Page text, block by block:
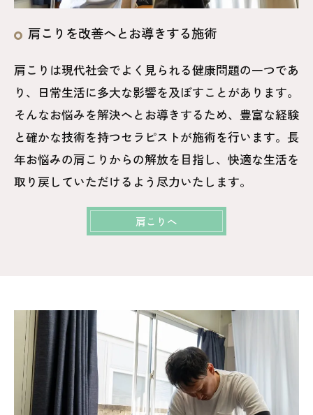
肩こりを改善へとお導きする施術
肩こりは現代社会でよく見られる健康問題の一つであ
り、日常生活に多大な影響を及ぼすことがあります。
そんなお悩みを解決へとお導きするため、豊富な経験
と確かな技術を持つセラピストが施術を行います。長
年お悩みの肩こりからの解放を目指し、快適な生活を
取り戻していただけるよう尽力いたします。
肩こりへ